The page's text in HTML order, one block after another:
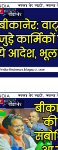
बीकानेर
बीकानेर